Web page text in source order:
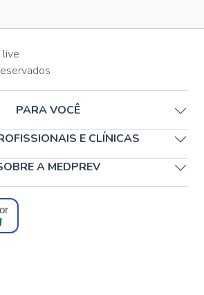
live
PARA VOCÊ
E CLÍNICAS
A MEDPREV